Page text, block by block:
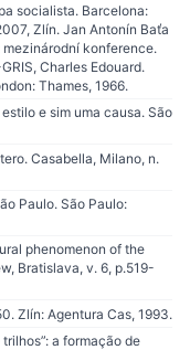
socialista. Barcelona:
Zlín. Jan Antonín Baťa
konference.
Charles Edouard.
Thames, 1966.
e sim uma causa. São
Casabella, Milano, n.
Paulo. São Paulo:
phenomenon of the
Bratislava, v. 6, p.519-
Zlín: Agentura Cas, 1993.
a formação de